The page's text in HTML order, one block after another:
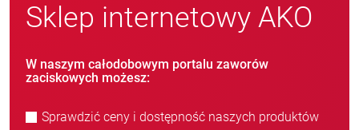
Sklep internetowy AKO
W naszym całodobowym portalu zaworów
zaciskowych możesz:
Sprawdzić ceny i dostępność naszych produktów